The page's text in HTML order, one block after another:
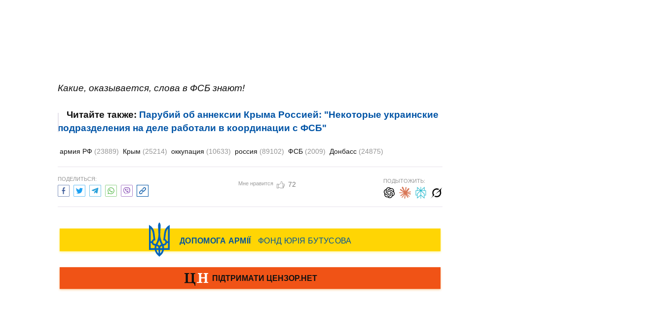
Какие, оказывается, слова в ФСБ знают!
Читайте также: Парубий об аннексии Крыма Россией: "Некоторые украинские
подразделения на деле работали в координации с ФСБ"
армия РФ (23889) Крым (25214) оккупация (10633) россия (89102) ФСБ (2009) Донбасс (24875)
ПОДЕЛИТЬСЯ:
Мне нравится 72 ПОДЫТОЖИТЬ: